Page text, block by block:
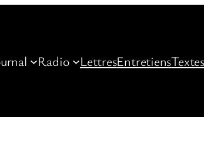
Radio LettresEntretiens